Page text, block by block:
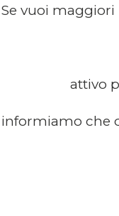
Se vuoi
attivo
che